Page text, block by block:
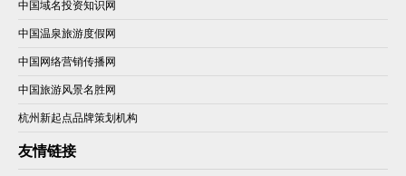
中国域名投资知识网
中国温泉旅游度假网
中国网络营销传播网
中国旅游风景名胜网
杭州新起点品牌策划机构
友情链接